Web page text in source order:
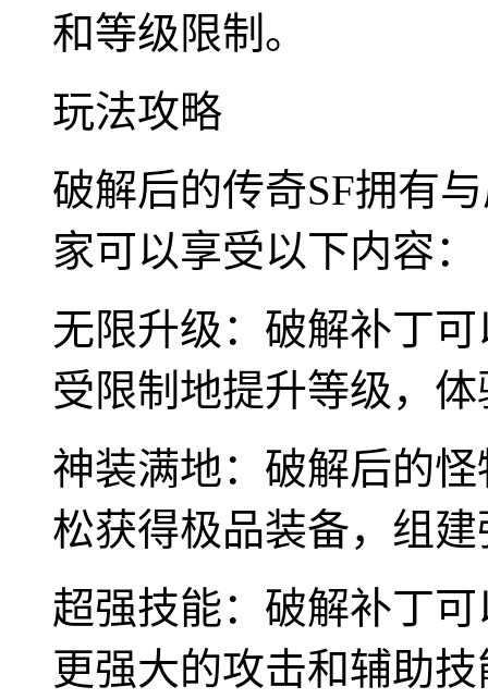
和等级限制。
玩法攻略
破解后的传奇SF拥有
家可以享受以下内容：
无限升级：破解补丁
受限制地提升等级，
神装满地：破解后的
松获得极品装备，组
超强技能：破解补丁
更强大的攻击和辅助技